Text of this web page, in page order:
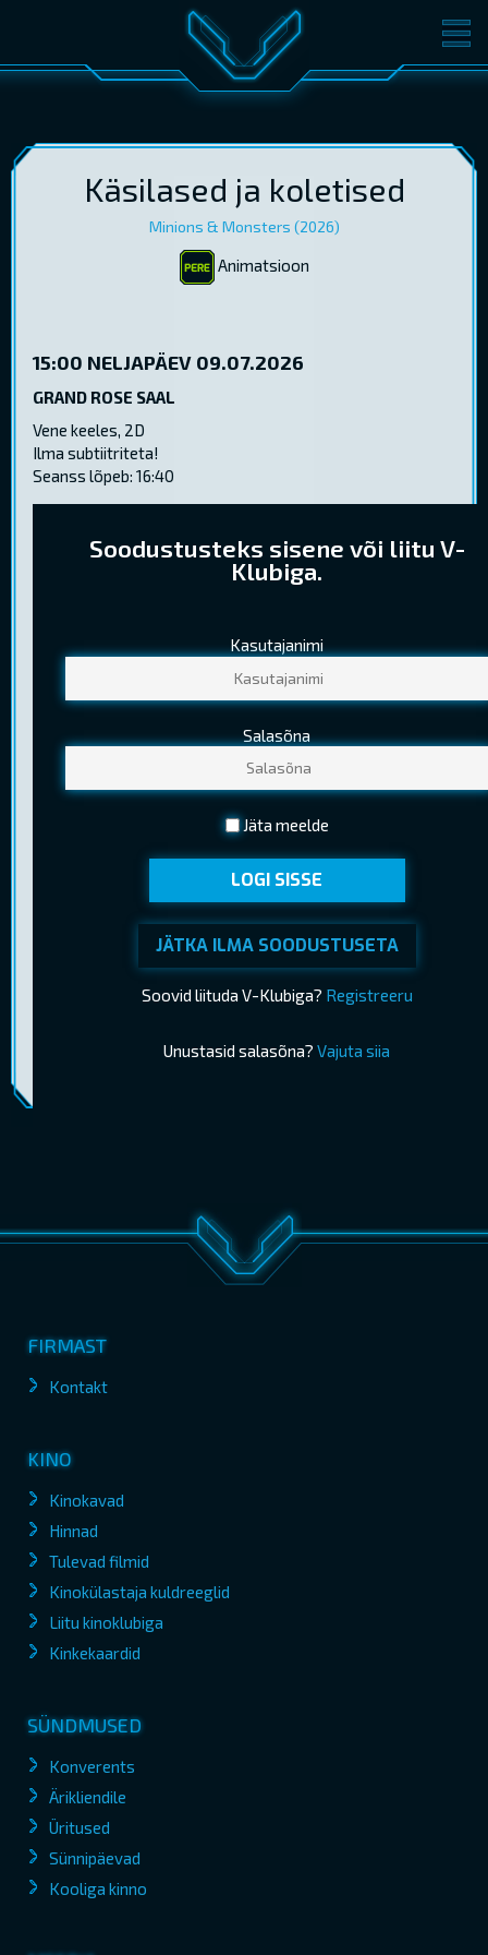
FILMID PILETID
KONVERENTS V-KLUBI
KINKEKAARDID
Käsilased ja koletised
Minions & Monsters (2026)
Animatsioon
15:00 NELJAPÄEV 09.07.2026
GRAND ROSE SAAL
Vene keeles, 2D
Ilma subtiitriteta!
Seanss lõpeb: 16:40
Soodustusteks sisene või liitu V-
Klubiga.
Kasutajanimi
Salasõna
Jäta meelde
LOGI SISSE
JÄTKA ILMA SOODUSTUSETA
Soovid liituda V-Klubiga? Registreeru
Unustasid salasõna? Vajuta siia
PILETIHINNAD
Tavapilet 8,20 €
Lapsepilet 5,60 €
(Kehtib EV pensionitunnistuse esitamisel)
Piletimüük lõppes 09.07.2026 15:00 OSTA PILETID
FIRMAST
Kontakt
KINO
Kinokavad
Hinnad
Tulevad filmid
Kinokülastaja kuldreeglid
Liitu kinoklubiga
Kinkekaardid
SÜNDMUSED
Konverents
Ärikliendile
Üritused
Sünnipäevad
Kooliga kinno